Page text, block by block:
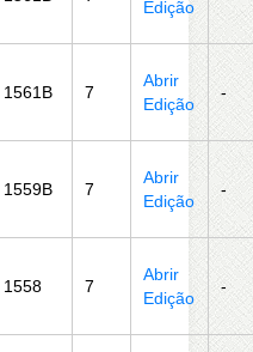
Edição
1561B 7
Abrir
Edição
-
1559B 7
Abrir
Edição
-
1558 7
Abrir
Edição
-